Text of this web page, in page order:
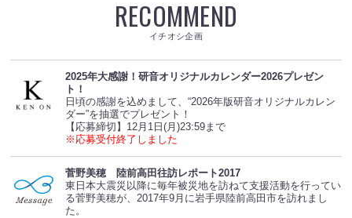
RECOMMEND
イチオシ企画
2025年大感謝！研音オリジナルカレンダー2026プレゼン
ト！
日頃の感謝を込めまして、“2026年版研音オリジナルカレン
ダー”を抽選でプレゼント！
【応募締切】12月1日(月)23:59まで
※応募受付終了しました
菅野美穂 陸前高田往訪レポート2017
東日本大震災以降に毎年被災地を訪ねて支援活動を行ってい
る菅野美穂が、2017年9月に岩手県陸前高田市を訪れまし
た。